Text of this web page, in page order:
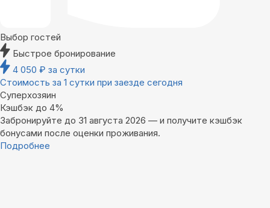
Выбор гостей
Быстрое бронирование
4 050 ₽ за сутки
Стоимость за 1 сутки при заезде сегодня
Суперхозяин
Кэшбэк до 4%
Забронируйте до 31 августа 2026 — и получите кэшбэк
бонусами после оценки проживания.
Подробнее